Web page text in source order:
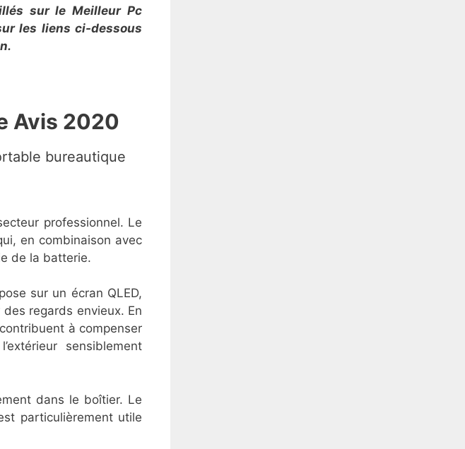
sur le Meilleur Pc
les liens ci-dessous
Avis 2020
bureautique
professionnel. Le
en combinaison avec
de la batterie.
sur un écran QLED,
regards envieux. En
à compenser
sensiblement
dans le boîtier. Le
particulièrement utile